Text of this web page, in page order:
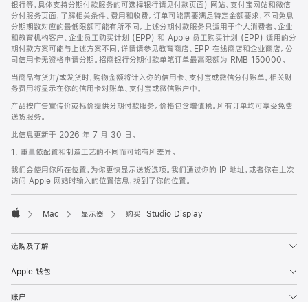
银行等，具体支持分期付款服务的可选择银行请见付款页面) 网站、支付宝网站和微信
分付服务页面，了解相关条件、费用和收费。订单可能需要满足特定金额要求，不同免息
分期期数对应的最低限额可能有所不同。上述分期付款服务只适用于个人消费者。企业
和教育机构客户、企业员工购买计划 (EPP) 和 Apple 员工购买计划 (EPP) 适用的分
期付款方案可能与上述方案不同，详情请参见教育商店、EPP 在线商店和企业商店。公
司信用卡无资格申请分期。招商银行分期付款单笔订单最高限额为 RMB 150000。
当商品有货并/或发货时，购物金额将计入你的信用卡、支付宝或微信分付账单。相关财
务费用将显示在你的信用卡对账单、支付宝或微信账户中。
产品按广告宣传价或标价提供分期付款服务。价格包含增值税。所有订单均可享受免费
送货服务。
此信息更新于 2026 年 7 月 30 日。
1. 重量依配置和制造工艺的不同而可能有所差异。
我们会使用你所在位置，为你更快显示送货选项。我们通过你的 IP 地址，或者你在上次
访问 Apple 网站时输入的位置信息，找到了你的位置。
Mac 显示器 购买 Studio Display
选购及了解
Apple 钱包
账户